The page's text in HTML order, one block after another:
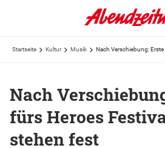
Startseite Kultur Musik
Nach
fürs Heroes
stehen fest